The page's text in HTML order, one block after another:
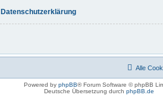
Datenschutzerklärung
Alle
Powered by phpBB® Forum Software © phpBB
Deutsche Übersetzung durch phpBB.de